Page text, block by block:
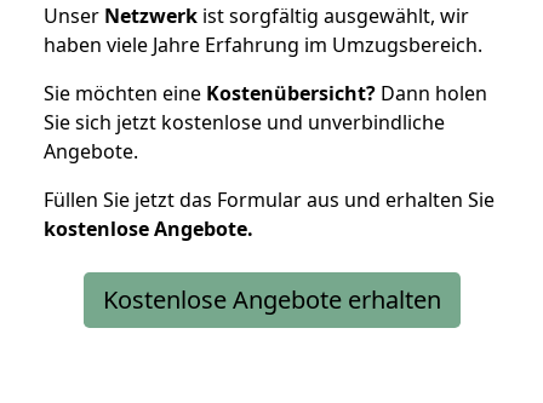
Unser Netzwerk ist sorgfältig ausgewählt, wir
haben viele Jahre Erfahrung im Umzugsbereich.
Sie möchten eine Kostenübersicht? Dann holen
Sie sich jetzt kostenlose und unverbindliche
Angebote.
Füllen Sie jetzt das Formular aus und erhalten Sie
kostenloseAngebote.
Kostenlose Angebote erhalten